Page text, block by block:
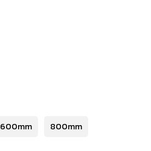
600mm 800mm